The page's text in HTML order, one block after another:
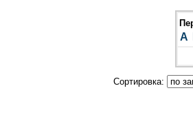
А
Сортировка: